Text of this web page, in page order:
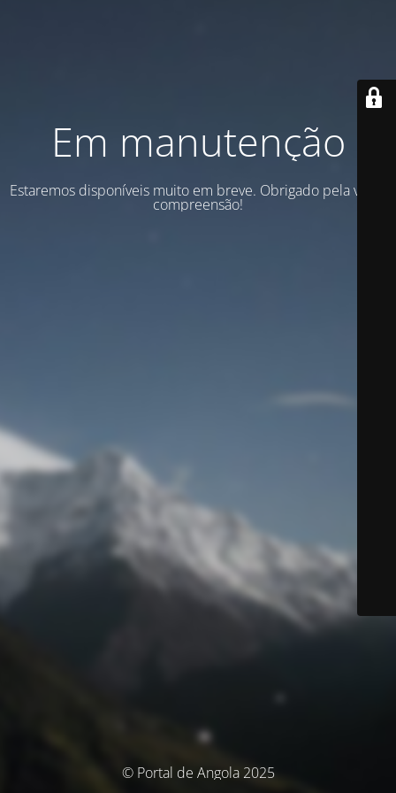
Em manutenção
Estaremos disponíveis muito em breve. Obrigado pela vossa
compreensão!
© Portal de Angola 2025